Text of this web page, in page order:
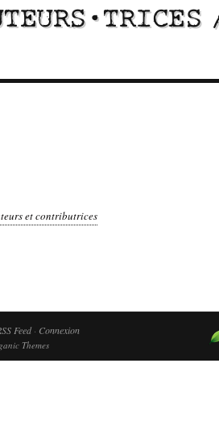
et contributrices
Feed· Connexion
Themes